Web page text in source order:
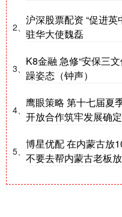
2、
沪深股票配资 “促进
驻华大使魏磊
3、
K8金融 急修“安保三
躁姿态（钟声）
4、
鹰眼策略 第十七届
开放合作筑牢发展确
5、
博星优配 在内蒙古放
不要去帮内蒙古老板